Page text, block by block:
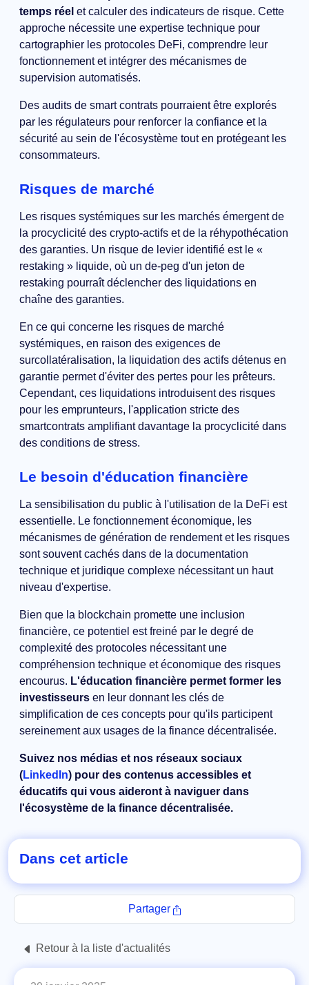
Dans cet article
Partager
temps réel et calculer des indicateurs de risque. Cette
approche nécessite une expertise technique pour
cartographier les protocoles DeFi, comprendre leur
fonctionnement et intégrer des mécanismes de
supervision automatisés.
Des audits de smart contrats pourraient être explorés
par les régulateurs pour renforcer la confiance et la
sécurité au sein de l'écosystème tout en protégeant les
consommateurs.
Risques de marché
Les risques systémiques sur les marchés émergent de
la procyclicité des crypto-actifs et de la réhypothécation
des garanties. Un risque de levier identifié est le «
restaking » liquide, où un de-peg d'un jeton de
restaking pourraît déclencher des liquidations en
chaîne des garanties.
En ce qui concerne les risques de marché
systémiques, en raison des exigences de
surcollatéralisation, la liquidation des actifs détenus en
garantie permet d'éviter des pertes pour les prêteurs.
Cependant, ces liquidations introduisent des risques
pour les emprunteurs, l'application stricte des
smartcontrats amplifiant davantage la procyclicité dans
des conditions de stress.
Le besoin d'éducation financière
La sensibilisation du public à l'utilisation de la DeFi est
essentielle. Le fonctionnement économique, les
mécanismes de génération de rendement et les risques
sont souvent cachés dans de la documentation
technique et juridique complexe nécessitant un haut
niveau d'expertise.
Bien que la blockchain promette une inclusion
financière, ce potentiel est freiné par le degré de
complexité des protocoles nécessitant une
compréhension technique et économique des risques
encourus. L'éducation financière permet former les
investisseurs en leur donnant les clés de
simplification de ces concepts pour qu'ils participent
sereinement aux usages de la finance décentralisée.
Suivez nos médias et nos réseaux sociaux
(LinkedIn) pour des contenus accessibles et
éducatifs qui vous aideront à naviguer dans
l'écosystème de la finance décentralisée.
Retour à la liste d'actualités